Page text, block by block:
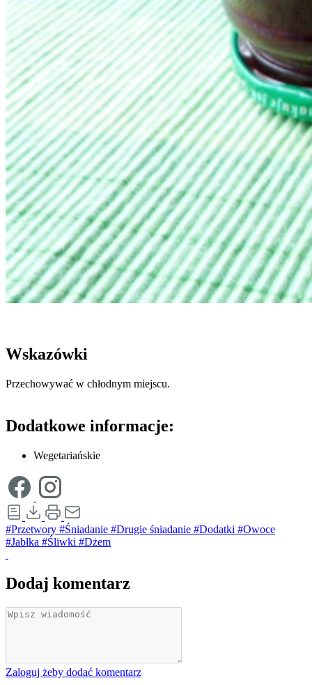
Wskazówki
Przechowywać w chłodnym miejscu.
Dodatkowe informacje:
Wegetariańskie
#Przetwory #Śniadanie #Drugie śniadanie #Dodatki #Owoce
#Jabłka #Śliwki #Dżem
Dodaj komentarz
Zaloguj żeby dodać komentarz